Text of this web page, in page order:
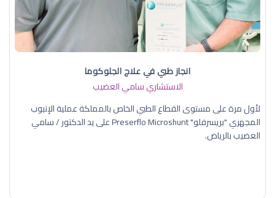
انجاز طبي في علاج الجلوكوما
الاستشاري سامي العضيب
لأول مرة على مستوى القطاع الطبي الخاص بالمملكة عملية الإنبوب
المجهري "بريسرفلو" Preserflo Microshunt على يد الدكتور / سامي
العضيب بالرياض.